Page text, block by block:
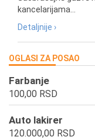
kancelarijama...
Detaljnije ›
OGLASI ZA POSAO
Farbanje
100,00 RSD
Auto lakirer
120.000,00 RSD